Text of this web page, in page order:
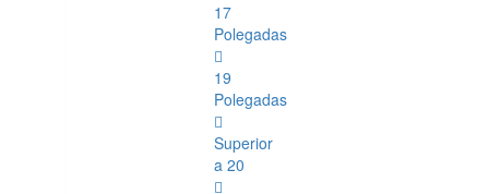
17
Polegadas
19
Polegadas
Superior
a 20